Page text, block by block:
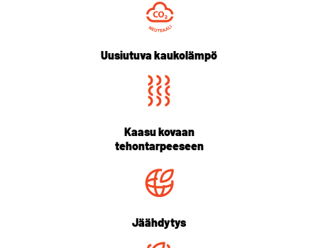
Uusiutuva kaukolämpö
Kaasu kovaan
tehontarpeeseen
Jäähdytys